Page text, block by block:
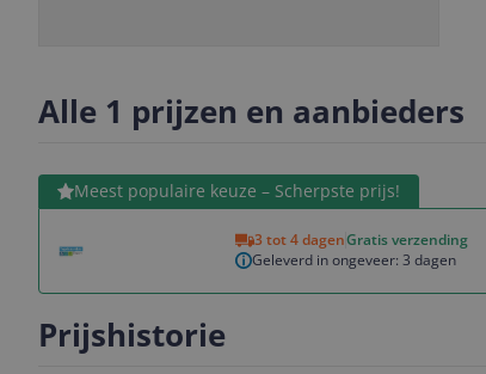
Alle 1 prijzen en aanbieders
Meest populaire keuze – Scherpste prijs!
3 tot 4 dagenGratis verzending
Geleverd in ongeveer: 3 dagen
Bekijk product
Prijshistorie